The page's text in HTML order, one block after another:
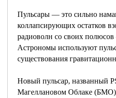
Пульсары — это сильно
коллапсирующих остатков
радиоволн со своих
Астрономы используют
существования
Новый пульсар, названный
Магеллановом Облаке (БМО)